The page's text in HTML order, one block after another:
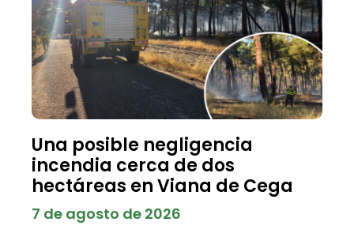
Una posible negligencia
incendia cerca de dos
hectáreas en Viana de Cega
7 de agosto de 2026